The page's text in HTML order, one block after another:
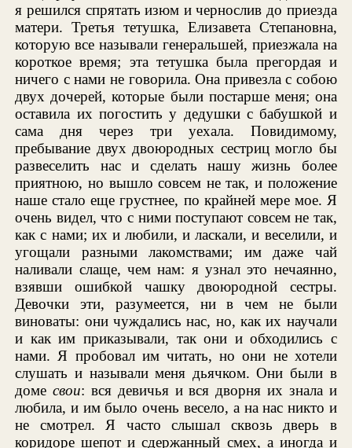
я решился спрятать изюм и чернослив до приезда
матери. Третья тетушка, Елизавета Степановна,
которую все называли генеральшей, приезжала на
короткое время; эта тетушка была прегордая и
ничего с нами не говорила. Она привезла с собою
двух дочерей, которые были постарше меня; она
оставила их погостить у дедушки с бабушкой и
сама дня через три уехала. Повидимому,
пребывание двух двоюродных сестриц могло бы
развеселить нас и сделать нашу жизнь более
приятною, но вышло совсем не так, и положение
наше стало еще грустнее, по крайней мере мое. Я
очень видел, что с ними поступают совсем не так,
как с нами; их и любили, и ласкали, и веселили, и
угощали разными лакомствами; им даже чай
наливали слаще, чем нам: я узнал это нечаянно,
взявши ошибкой чашку двоюродной сестры.
Девочки эти, разумеется, ни в чем не были
виноваты: они чуждались нас, но, как их научали
и как им приказывали, так они и обходились с
нами. Я пробовал им читать, но они не хотели
слушать и называли меня дьячком. Они были в
домесвои: вся девичья и вся дворня их знала и
любила, и им было очень весело, а на нас никто и
не смотрел. Я часто слышал сквозь дверь в
коридоре шепот и сдержанный смех, а иногда и